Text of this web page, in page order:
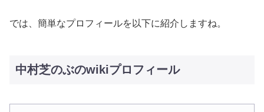
では、簡単なプロフィールを以下に紹介しますね。
中村芝のぶのwikiプロフィール